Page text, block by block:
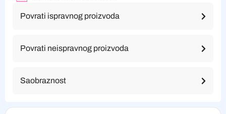
Povrati ispravnog proizvoda
Povrati neispravnog proizvoda
Saobraznost